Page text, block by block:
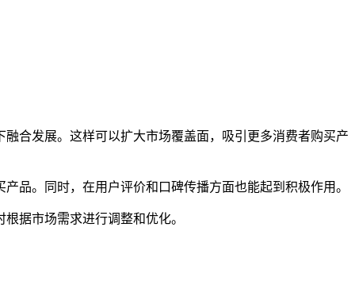
合发展。这样可以扩大市场覆盖面，吸引更多消费者购买产
品。同时，在用户评价和口碑传播方面也能起到积极作用。
据市场需求进行调整和优化。